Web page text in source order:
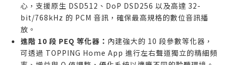
希望透過手機 App 精細調控音色與輸出的數位音響
玩家。
誰不適合購買
只需要簡單的 USB 耳機擴大功能，不需要獨立 DAC
心，支援原生 DSD512、DoP DSD256 以及高達 32-
bit/768kHz 的 PCM 音訊，確保最高規格的數位音訊播
放。
進階 10 段 PEQ 等化器： 內建強大的 10 段參數等化器，
可透過 TOPPING Home App 進行左右聲道獨立的精細頻